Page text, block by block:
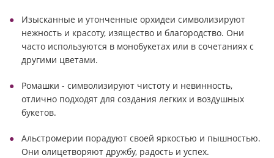
Изысканные и утонченные орхидеи символизируют
нежность и красоту, изящество и благородство. Они
часто используются в монобукетах или в сочетаниях с
другими цветами.
Ромашки - символизируют чистоту и невинность,
отлично подходят для создания легких и воздушных
букетов.
Альстромерии порадуют своей яркостью и пышностью.
Они олицетворяют дружбу, радость и успех.